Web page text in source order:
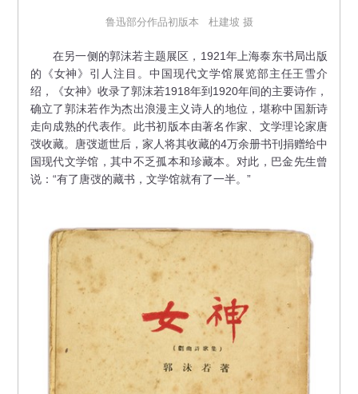
鲁迅部分作品初版本 杜建坡 摄
在另一侧的郭沫若主题展区，1921年上海泰东书局出版
的《女神》引人注目。中国现代文学馆展览部主任王雪介
绍，《女神》收录了郭沫若1918年到1920年间的主要诗作，
确立了郭沫若作为杰出浪漫主义诗人的地位，堪称中国新诗
走向成熟的代表作。此书初版本由著名作家、文学理论家唐
弢收藏。唐弢逝世后，家人将其收藏的4万余册书刊捐赠给中
国现代文学馆，其中不乏孤本和珍藏本。对此，巴金先生曾
说：“有了唐弢的藏书，文学馆就有了一半。”